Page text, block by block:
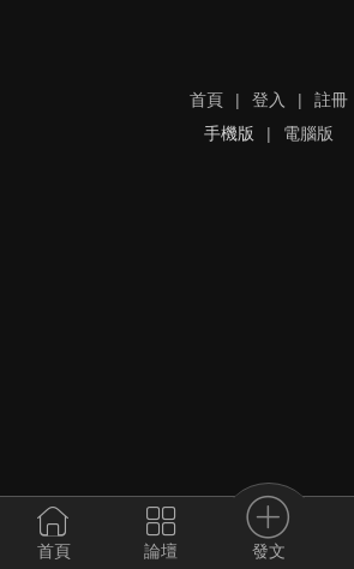
首頁 | 登入 |
註冊
手機版
| 電腦版
首頁 論壇 發文